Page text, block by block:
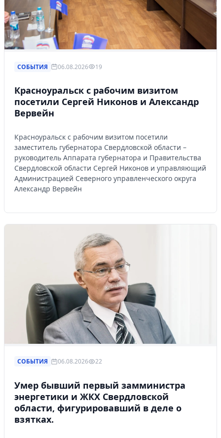
СОБЫТИЯ 06.08.2026 19
Красноуральск с рабочим визитом
посетили Сергей Никонов и Александр
Вервейн
Красноуральск с рабочим визитом посетили
заместитель губернатора Свердловской области –
руководитель Аппарата губернатора и Правительства
Свердловской области Сергей Никонов и управляющий
Администрацией Северного управленческого округа
Александр Вервейн
СОБЫТИЯ 06.08.2026 22
Умер бывший первый замминистра
энергетики и ЖКХ Свердловской
области, фигурировавший в деле о
взятках.